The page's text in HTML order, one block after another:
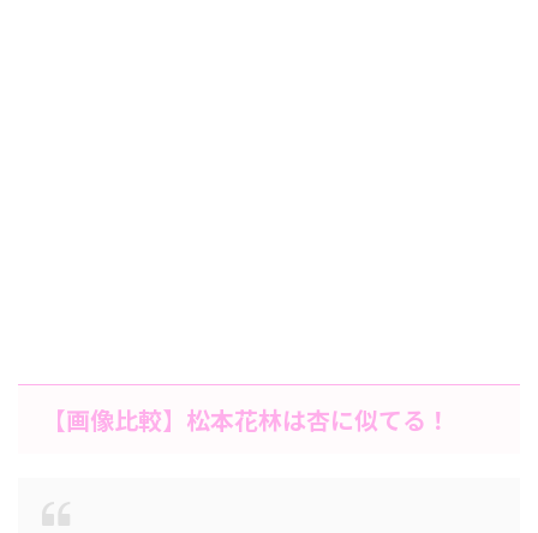
【画像比較】松本花林は杏に似てる！